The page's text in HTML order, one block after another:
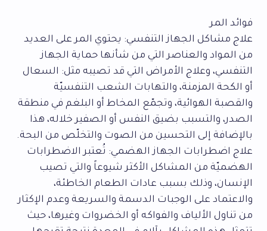
فوائد المر
علاج مشاكل الجهاز التنفسي: يحتوي المر على العديد
من المواد والعناصر التي من شأنها حماية الجهاز
التنفسي، وعلاج الأمراض التي قد تصيبه مثل: السعال
أو الكحة المزمنة، والتهابات الشعب التنفسيّة
والقصبة الهوائية، وتجمّع المخاط أو البلغم في منطقة
الصدر، والتسبب بضيق النفس أو الصفير خلاله، هذا
بالإضافة إلى التحسين من الصوت والتخلّص من البحة.
علاج اضطرابات الجهاز الهضمي: تُعتبر الاضطرابات
الهضميّة من المشاكل الأكثر شيوعاً والتي تصيب
الإنسان، وذلك بسبب عادات الطعام الخاطئة،
والاعتماد على الوجبات الدسمة والسريعة وعدم الإكثار
من تناول الألياف والفواكه أو الخضروات وغيرها، حيث